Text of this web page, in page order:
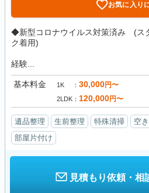
お気に入り
◆新型コロナウイルス対策済み (ス
ク着用)
経験...
基本料金 1K 30,000円〜
2LDK 120,000円〜
遺品整理 生前整理 特殊清掃 空
部屋片付け
見積もり依頼・相